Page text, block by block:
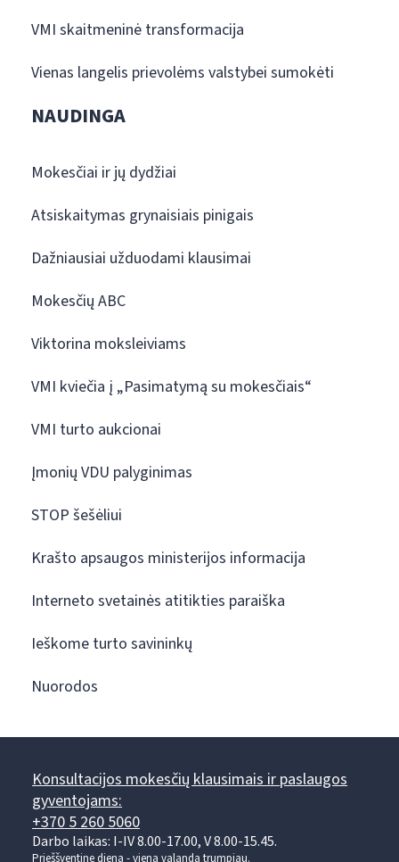
VMI skaitmeninė transformacija
Vienas langelis prievolėms valstybei sumokėti
NAUDINGA
Mokesčiai ir jų dydžiai
Atsiskaitymas grynaisiais pinigais
Dažniausiai užduodami klausimai
Mokesčių ABC
Viktorina moksleiviams
VMI kviečia į „Pasimatymą su mokesčiais“
VMI turto aukcionai
Įmonių VDU palyginimas
STOP šešėliui
Krašto apsaugos ministerijos informacija
Interneto svetainės atitikties paraiška
Ieškome turto savininkų
Nuorodos
Konsultacijos mokesčių klausimais ir paslaugos
gyventojams:
+370 5 260 5060
Darbo laikas: I-IV 8.00-17.00, V 8.00-15.45.
Prieššventinę dieną - viena valanda trumpiau.